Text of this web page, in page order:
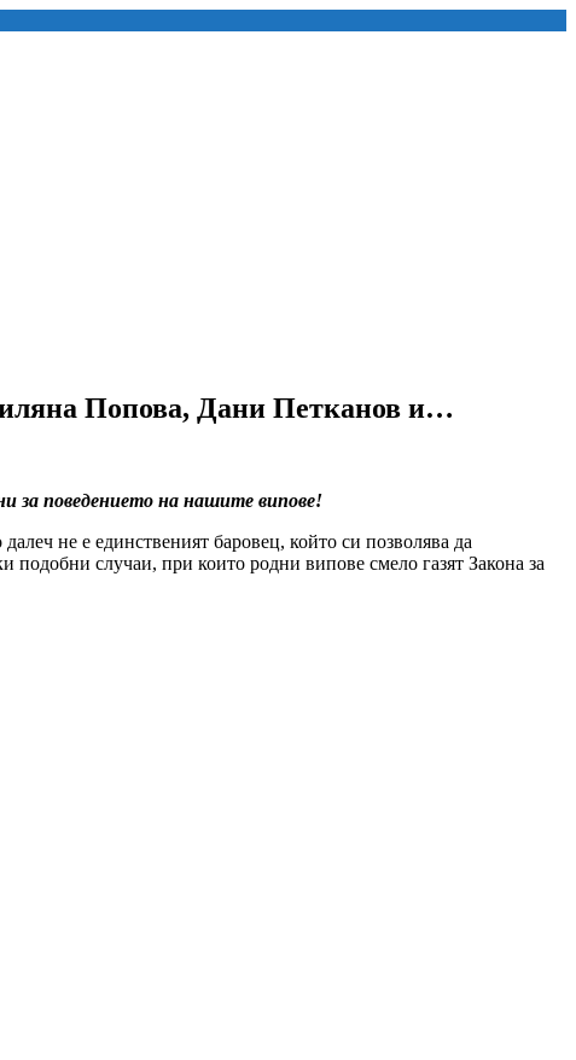
Попова, Дани Петканов и…
за поведението на нашите випове!
не е единственият баровец, който си позволява да
случаи, при които родни випове смело газят Закона за